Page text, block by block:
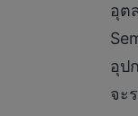
อุต
อุป
จะ